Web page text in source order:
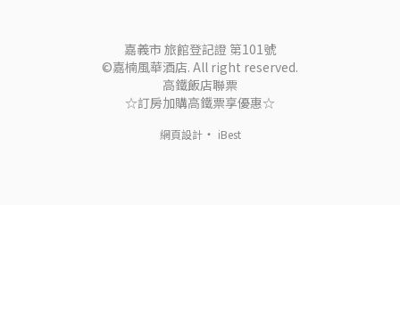
嘉義市 旅館登記證 第101號
©嘉楠風華酒店. All right reserved.
高鐵飯店聯票
☆訂房加購高鐵票享優惠☆
網頁設計‧ iBest